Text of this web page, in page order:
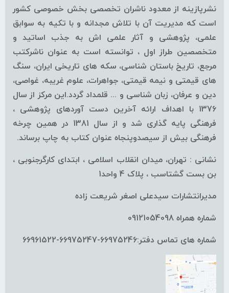
نشرپازینه از معدود ناشران تخصصی بخش خصوصی کشور
است که مدیریت آن با تلاش مجدانه و با تکیه به سوابق
علمی، پژوهشی و آثار علمی اش به جذب اساتید و
متخصصین طراز اول ، توانسته است به عنوان ناشرکتب
مرجع، تاریخ باستان شناسی، سکه های تاریخی ایران، سنگ
های قیمتی و نیمه قیمتی، جواهرات، علوم غریبه، غواصی،
دین و عرفان، زبان شناسی و ... قلمداد گردد.این مرکز از سال
1376 با اهداف ارائه آخرین دست آوردهای پژوهشی ،
فرهنگی پایه گذاری شد و از سال 1381 در همین چرخه
فرهنگی بیش از سیصدوپنجاه عنوان کتاب به چاپ برساند.
نشانی : تهران، میدان انقلاب اسلامی ، ابتدای کارگرجنوبی ،
بن بست گشتاسب ، پلاک 4 واحد1
مدیرانتشارات سیدعلی اصغر شریعت زاده
شماره همراه 09121054098
شماره های تماس دفتر:66975246-66975247-66961522